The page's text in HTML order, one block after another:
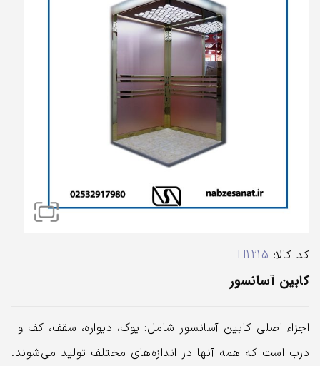
کد کالا: Tl1215
کابین آسانسور
اجزاء اصلی کابین آسانسور شامل: یوک، دیواره، سقف، کف و
درب است که همه آنها در اندازه‌های مختلف تولید می‌شوند.